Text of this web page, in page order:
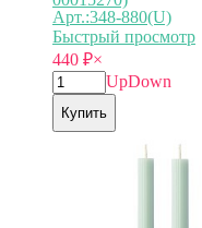
Арт.:348-880(U)
Быстрый просмотр
440 ₽×
UpDown
Купить